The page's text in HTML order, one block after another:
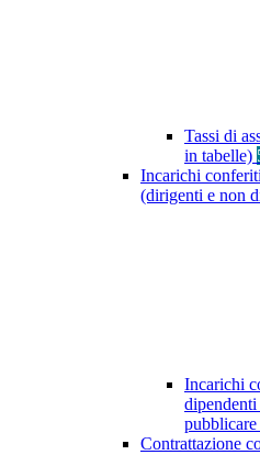
Tassi di
in tabelle)
Incarichi
(dirigenti e non
Incarichi
Contrattazione